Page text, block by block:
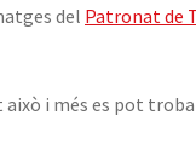
del Patronat de
i més es pot